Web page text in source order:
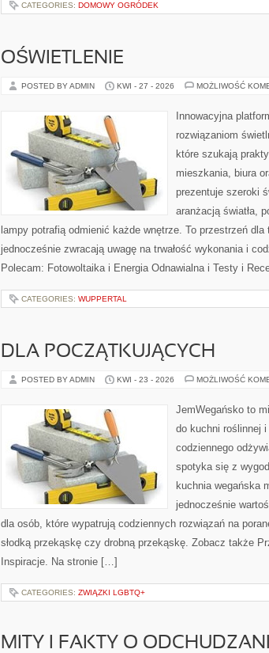
CATEGORIES: DOMOWY OGRÓDEK
OŚWIETLENIE
POSTED BY ADMIN KWI - 27 - 2026 MOŻLIWOŚĆ
Innowacyjna
rozwiązaniom
które szukają
mieszkania, biura
prezentuje szeroki
aranżacją światła,
lampy potrafią odmienić każde wnętrze. To przestrzeń
jednocześnie zwracają uwagę na trwałość wykonania i
Polecam: Fotowoltaika i Energia Odnawialna i Testy i
CATEGORIES: WUPPERTAL
DLA POCZĄTKUJĄCYCH
POSTED BY ADMIN KWI - 23 - 2026 MOŻLIWOŚĆ
JemWegańsko to
do kuchni roślinnej
codziennego
spotyka się z
kuchnia wegańska
jednocześnie
dla osób, które wypatrują codziennych rozwiązań na
słodką przekąskę czy drobną przekąskę. Zobacz także
Inspiracje. Na stronie […]
CATEGORIES: ZWIĄZKI LGBTQ+
MITY I FAKTY O